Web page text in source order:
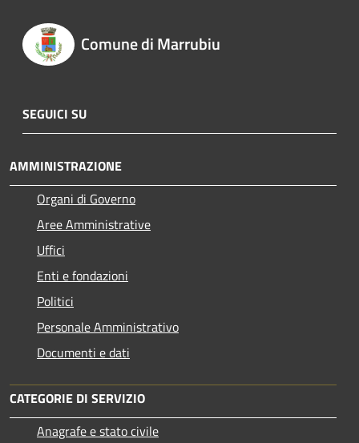
Comune di Marrubiu
SEGUICI SU
AMMINISTRAZIONE
Organi di Governo
Aree Amministrative
Uffici
Enti e fondazioni
Politici
Personale Amministrativo
Documenti e dati
CATEGORIE DI SERVIZIO
Anagrafe e stato civile